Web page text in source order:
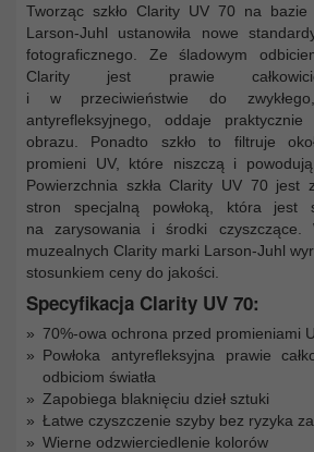
Tworząc szkło Clarity UV 70 na bazie
Larson-Juhl ustanowiła nowe
fotograficznego. Ze śladowym
Clarity jest prawie
i w przeciwieństwie do
antyrefleksyjnego, oddaje
obrazu. Ponadto szkło to filtruje
promieni UV, które niszczą i
Powierzchnia szkła Clarity UV 70 jest
stron specjalną powłoką, która jest
na zarysowania i środki czyszczące.
muzealnych Clarity marki Larson-Juhl
stosunkiem ceny do jakości.
Specyfikacja Clarity UV 70:
70%-owa ochrona przed promieniami
Powłoka antyrefleksyjna prawie
odbiciom światła
Zapobiega blaknięciu dzieł sztuki
Łatwe czyszczenie szyby bez ryzyka
Wierne odzwierciedlenie kolorów